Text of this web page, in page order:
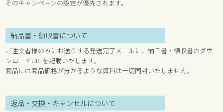
そのキャンペーンの設定が優先されます。
納品書・領収書について
ご注文者様のみにお送りする発送完了メールに、納品書・領収書のダウ
ンロードURLを記載いたします。
商品には商品価格が分かるような資料は一切同封いたしません。
返品・交換・キャンセルについて